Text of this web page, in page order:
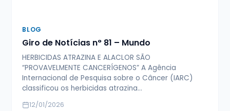
BLOG
Giro de Notícias n° 81 – Mundo
HERBICIDAS ATRAZINA E ALACLOR SÃO
“PROVAVELMENTE CANCERÍGENOS” A Agência
Internacional de Pesquisa sobre o Câncer (IARC)
classificou os herbicidas atrazina…
12/01/2026